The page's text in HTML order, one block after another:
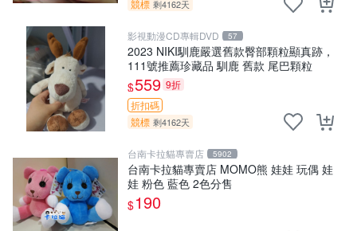
競標 剩4162天
影視動漫CD專輯DVD 57
2023 NIKI馴鹿嚴選舊款臀部顆粒顯真跡，
111號推薦珍藏品 馴鹿 舊款 尾巴顆粒
$559 9折
折扣碼
競標 剩4162天
台南卡拉貓專賣店 5902
台南卡拉貓專賣店 MOMO熊 娃娃 玩偶 娃
娃 粉色 藍色 2色分售
$190